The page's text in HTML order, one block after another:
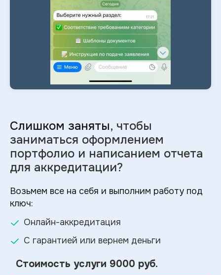
Слишком заняты, чтобы
заниматься оформлением
портфолио и написанием отчета
для аккредитации?
Возьмем все на себя и выполним работу под
ключ:
Онлайн-аккредитация
С гарантией или вернем деньги
Стоимость услуги 9000 руб.